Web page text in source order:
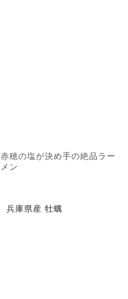
赤穂の塩が決め手の絶品ラー
メン
兵庫県産 牡蠣